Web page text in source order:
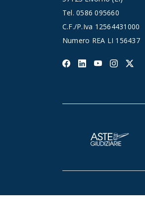
Tel.0586 095660
C.F./P.Iva 12564431000
Numero REA LI 156437